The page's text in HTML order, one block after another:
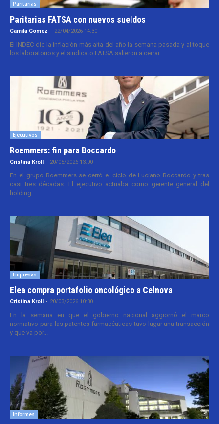
Paritarias
Paritarias FATSA con nuevos sueldos
Camila Gomez - 22/04/2026 14:30
El INDEC dio la inflación más alta del año la semana pasada y al toque
los laboratorios y el sindicato FATSA salieron a cerrar...
Ejecutivos
Roemmers: fin para Boccardo
Cristina Kroll - 20/05/2026 13:00
En el grupo Roemmers se cerró el ciclo de Luciano Boccardo y tras
casi tres décadas. El ejecutivo actuaba como gerente general del
holding...
Empresas
Elea compra portafolio oncológico a Celnova
Cristina Kroll - 20/03/2026 10:30
En la semana en que el gobierno nacional aggiornó el marco
normativo para las patentes farmacéuticas tuvo lugar una transacción
y que va por...
Informes